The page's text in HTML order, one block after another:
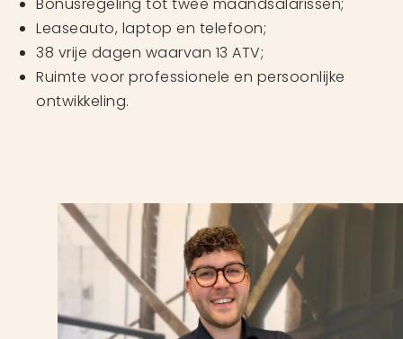
Leaseauto, laptop en telefoon;
38 vrije dagen waarvan 13 ATV;
Ruimte voor professionele en persoonlijke
ontwikkeling.